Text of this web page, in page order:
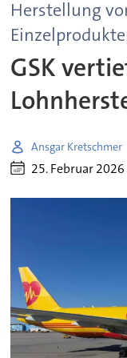
Herstellung
GSK
Ansgar Kretschmer
25. Februar 2026